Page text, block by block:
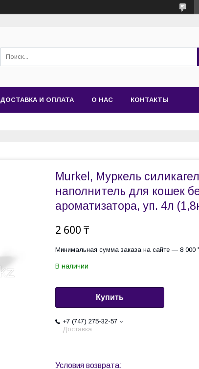
ДОСТАВКА И ОПЛАТА О НАС КОНТАКТЫ
Murkel, Муркель
наполнитель для кошек
ароматизатора, уп. 4л
2 600 ₸
Минимальная сумма заказа на сайте — 8 000
В наличии
Купить
+7 (747) 275-32-57
Доставка